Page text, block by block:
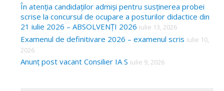
În atenția candidaților admiși pentru susținerea probei
scrise la concursul de ocupare a posturilor didactice din
21 iulie 2026 – ABSOLVENȚI 2026 iulie 13, 2026
Examenul de definitivare 2026 – examenul scris iulie 10,
2026
Anunț post vacant Consilier IA S iulie 9, 2026